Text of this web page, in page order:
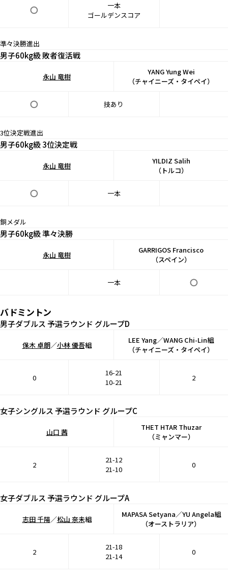
一本
ゴールデンスコア
準々決勝進出
男子60kg級 敗者復活戦
永山 竜樹
YANG Yung Wei
（チャイニーズ・タイペイ）
技あり
3位決定戦進出
男子60kg級 3位決定戦
永山 竜樹
YILDIZ Salih
（トルコ）
一本
銅メダル
男子60kg級 準々決勝
永山 竜樹
GARRIGOS Francisco
（スペイン）
一本
バドミントン
男子ダブルス 予選ラウンド グループD
保木 卓朗／小林 優吾組
LEE Yang／WANG Chi-Lin組
（チャイニーズ・タイペイ）
0
16-21
10-21
2
女子シングルス 予選ラウンド グループC
山口 茜
THET HTAR Thuzar
（ミャンマー）
2
21-12
21-10
0
女子ダブルス 予選ラウンド グループA
志田 千陽／松山 奈未組
MAPASA Setyana／YU Angela組
（オーストラリア）
2
21-18
21-14
0